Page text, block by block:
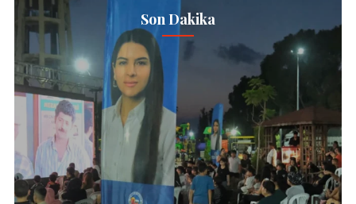
Son Dakika